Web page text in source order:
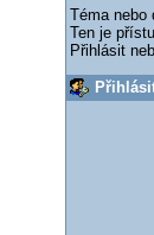
Téma nebo
Ten je
Přihlásit